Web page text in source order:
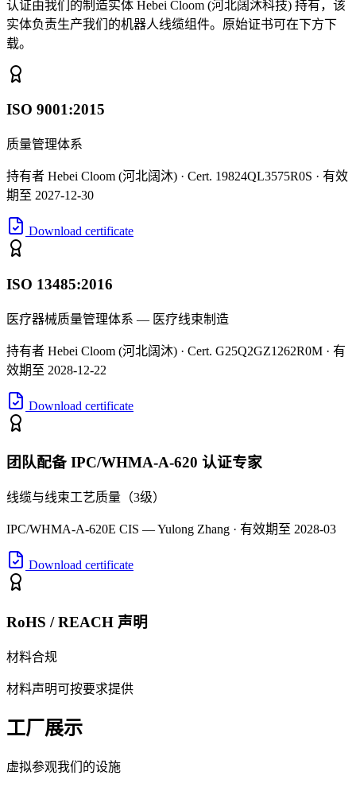
认证由我们的制造实体 Hebei Cloom (河北阔沐科技) 持有，该
实体负责生产我们的机器人线缆组件。原始证书可在下方下
载。
ISO 9001:2015
质量管理体系
持有者 Hebei Cloom (河北阔沐) · Cert. 19824QL3575R0S · 有效
期至 2027-12-30
Download certificate
ISO 13485:2016
医疗器械质量管理体系 — 医疗线束制造
持有者 Hebei Cloom (河北阔沐) · Cert. G25Q2GZ1262R0M · 有
效期至 2028-12-22
Download certificate
团队配备 IPC/WHMA-A-620 认证专家
线缆与线束工艺质量（3级）
IPC/WHMA-A-620E CIS — Yulong Zhang · 有效期至 2028-03
Download certificate
RoHS / REACH 声明
材料合规
材料声明可按要求提供
工厂展示
虚拟参观我们的设施